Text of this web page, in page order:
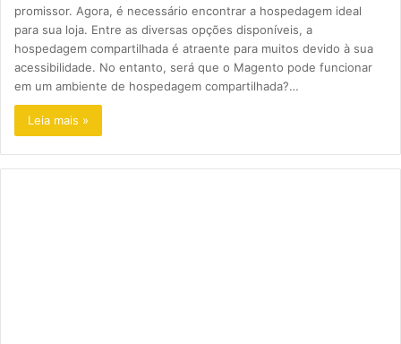
promissor. Agora, é necessário encontrar a hospedagem ideal
para sua loja. Entre as diversas opções disponíveis, a
hospedagem compartilhada é atraente para muitos devido à sua
acessibilidade. No entanto, será que o Magento pode funcionar
em um ambiente de hospedagem compartilhada?…
Leia mais »